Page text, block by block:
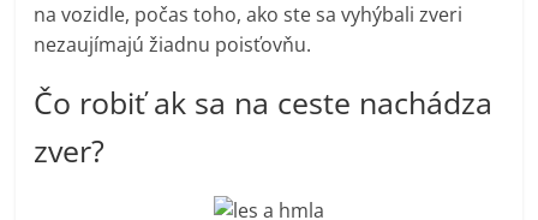
na vozidle, počas toho, ako ste sa vyhýbali zveri
nezaujímajú žiadnu poisťovňu.
Čo robiť ak sa na ceste nachádza
zver?